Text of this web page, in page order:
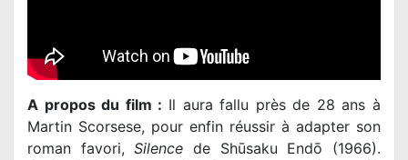
A propos du film : Il aura fallu près de 28 ans à
Martin Scorsese, pour enfin réussir à adapter son
roman favori,Silence de Shūsaku Endō (1966).